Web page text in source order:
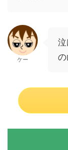
ケー